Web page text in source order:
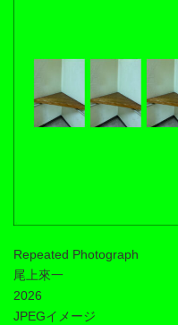
Repeated Photograph
尾上來一
2026
JPEGイメージ